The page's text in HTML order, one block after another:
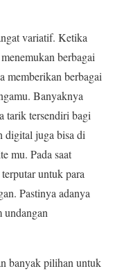
variatif. Ketika
berbagai
memberikan berbagai
Banyaknya
tarik tersendiri bagi
digital juga bisa di
mu. Pada saat
untuk para
Pastinya adanya
undangan
banyak pilihan untuk